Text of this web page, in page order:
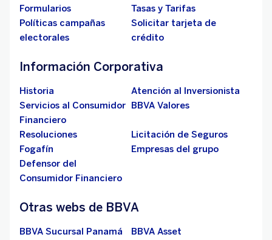
Formularios
Tasas y Tarifas
Políticas campañas
electorales
Solicitar tarjeta de
crédito
Información Corporativa
Historia
Atención al Inversionista
Servicios al Consumidor
Financiero
BBVA Valores
Resoluciones
Licitación de Seguros
Fogafín
Empresas del grupo
Defensor del
Consumidor Financiero
Otras webs de BBVA
BBVA Sucursal Panamá
BBVA Asset